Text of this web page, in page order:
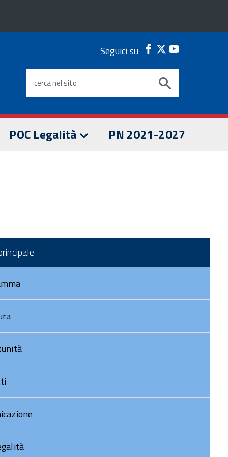
Seguici su
cerca nel sito
Gallery
Gallery
POC Legalità
DOCUMENTI POC
STRUTTURA POC
PN 2021-2027